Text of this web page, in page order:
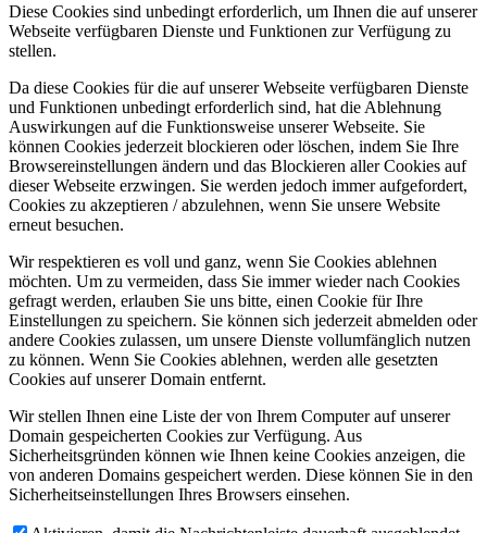
Diese Cookies sind unbedingt erforderlich, um Ihnen die auf unserer
Webseite verfügbaren Dienste und Funktionen zur Verfügung zu
stellen.
Da diese Cookies für die auf unserer Webseite verfügbaren Dienste
und Funktionen unbedingt erforderlich sind, hat die Ablehnung
Auswirkungen auf die Funktionsweise unserer Webseite. Sie
können Cookies jederzeit blockieren oder löschen, indem Sie Ihre
Browsereinstellungen ändern und das Blockieren aller Cookies auf
dieser Webseite erzwingen. Sie werden jedoch immer aufgefordert,
Cookies zu akzeptieren / abzulehnen, wenn Sie unsere Website
erneut besuchen.
Wir respektieren es voll und ganz, wenn Sie Cookies ablehnen
möchten. Um zu vermeiden, dass Sie immer wieder nach Cookies
gefragt werden, erlauben Sie uns bitte, einen Cookie für Ihre
Einstellungen zu speichern. Sie können sich jederzeit abmelden oder
andere Cookies zulassen, um unsere Dienste vollumfänglich nutzen
zu können. Wenn Sie Cookies ablehnen, werden alle gesetzten
Cookies auf unserer Domain entfernt.
Wir stellen Ihnen eine Liste der von Ihrem Computer auf unserer
Domain gespeicherten Cookies zur Verfügung. Aus
Sicherheitsgründen können wie Ihnen keine Cookies anzeigen, die
von anderen Domains gespeichert werden. Diese können Sie in den
Sicherheitseinstellungen Ihres Browsers einsehen.